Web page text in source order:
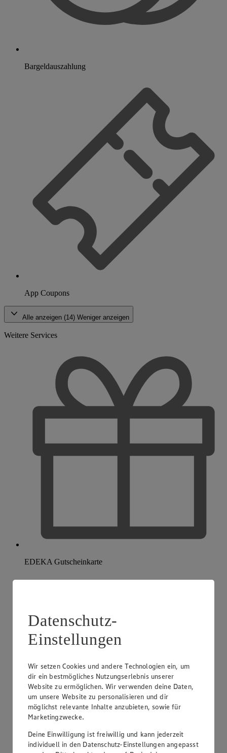
Bargeldauszahlung
App Coupons
Alle anzeigen (14) Weniger anzeigen
Weitere Services
EDEKA Gutscheinkarte
Datenschutz-
Einstellungen
Wir setzen Cookies und andere Technologien ein, um
dir ein bestmögliches Nutzungserlebnis unserer
Website zu ermöglichen. Wir verwenden deine Daten,
um unsere Website zu personalisieren und dir
möglichst relevante Inhalte anzubieten, sowie für
Marketingzwecke.
Deine Einwilligung ist freiwillig und kann jederzeit
individuell in den Datenschutz-Einstellungen angepasst